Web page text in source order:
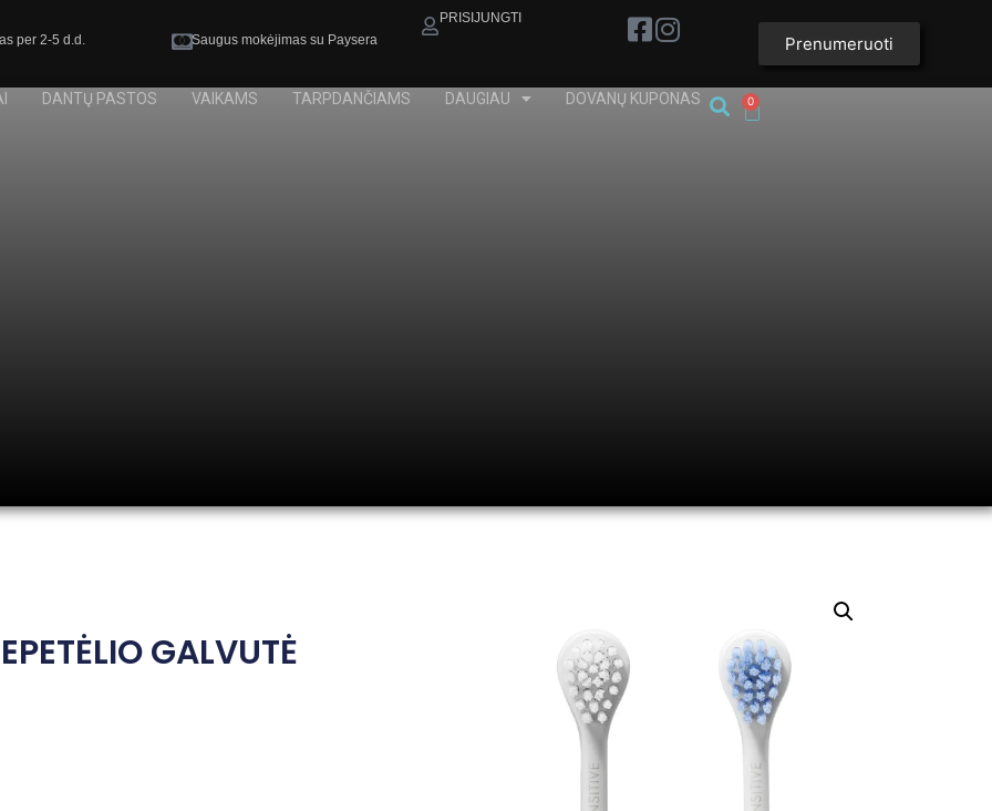
per 2-5 d.d. Saugus mokėjimas su Paysera
PRISIJUNGTI
Prenumeruoti
DANTŲ PASTOS VAIKAMS TARPDANČIAMS DAUGIAU DOVANŲ KUPONAS 0
GALVUTĖ